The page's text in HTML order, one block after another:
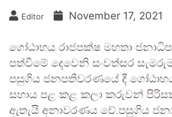
Editor November 17, 2021
ගෝඨාභය රාජපක්ෂ මහතා
පත්වීමේ දෙවෙනි සංවත්සර
පසුගිය ජනපතිවරණයේ දී
සහාය පළ කළ කලා කරුවන්
ඇතැයි අනාවරණය වේ.පසුගිය